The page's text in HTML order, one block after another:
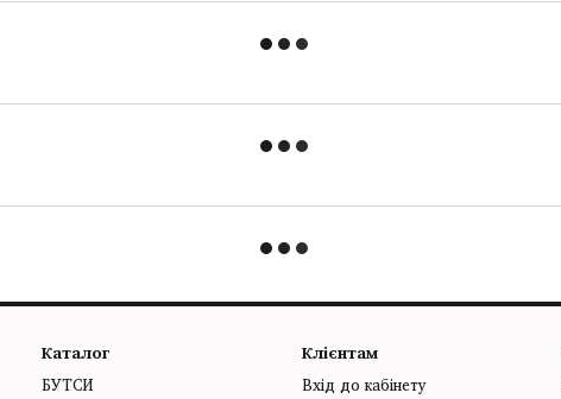
Каталог
БУТСИ
Клієнтам
Вхід до кабінету